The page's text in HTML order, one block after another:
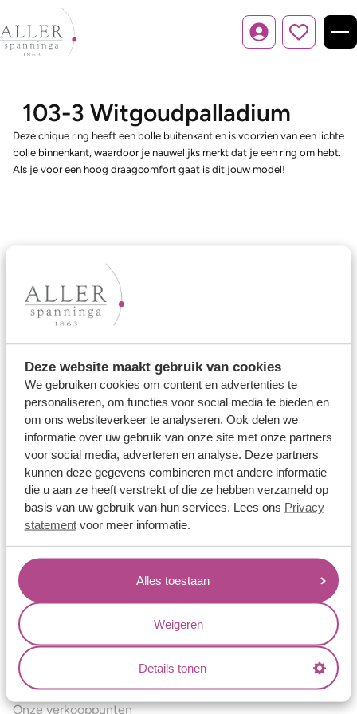
Deze website maakt gebruik van cookies
We gebruiken cookies om content en advertenties te
personaliseren, om functies voor social media te bieden en
om ons websiteverkeer te analyseren. Ook delen we
informatie over uw gebruik van onze site met onze partners
voor social media, adverteren en analyse. Deze partners
kunnen deze gegevens combineren met andere informatie
die u aan ze heeft verstrekt of die ze hebben verzameld op
basis van uw gebruik van hun services. Lees ons Privacy
statementvoor meer informatie.
Alles toestaan
Weigeren
Details tonen
Inloggen
103-3 Witgoudpalladium
Deze chique ring heeft een bolle buitenkant en is voorzien van een lichte
bolle binnenkant, waardoor je nauwelijks merkt dat je een ring om hebt.
Als je voor een hoog draagcomfort gaat is dit jouw model!
Ons aanbod
Trouwringen
Verlovingsringen
Vriendschapsringen
Over ons
Aller Spanninga
Historie
Certificaten
Blogs
Jouw voordelen
Conflictvrije Materialen
Oneindig veel mogelijkheden
Kwaliteit
Juweliers & Contact
Onze verkooppunten